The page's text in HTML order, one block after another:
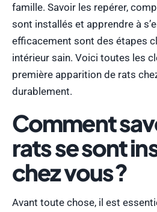
famille. Savoir les repérer,
sont installés et apprendre à
efficacement sont des étapes
intérieur sain. Voici toutes les
première apparition de rats
durablement.
Comment
rats se sont
chez vous ?
Avant toute chose, il est